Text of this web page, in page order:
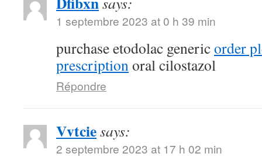
1 septembre 2023 at 0 h 39 min
purchase etodolac genericorder
prescription oral cilostazol
Répondre
Vvtciesays:
2 septembre 2023 at 17 h 02 min